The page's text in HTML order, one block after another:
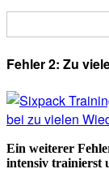
Fehler 2: Zu
Ein weiterer
intensiv trainierst